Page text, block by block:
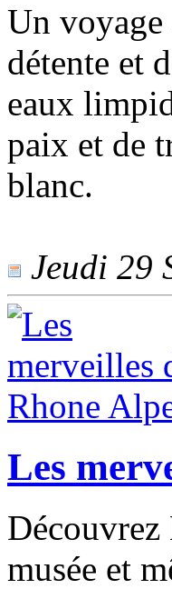
Un
détente et
eaux
paix et de
blanc.
Jeudi 29
Les
Découvrez
musée et